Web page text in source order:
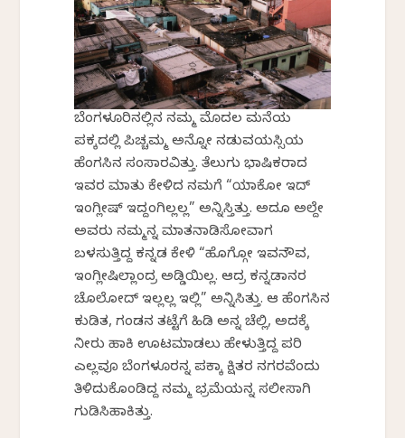
ಬೆಂಗಳೂರಿನಲ್ಲಿನ ನಮ್ಮ ಮೊದಲ ಮನೆಯ
ಪಕ್ಕದಲ್ಲಿ ಪಿಚ್ಚಮ್ಮ ಅನ್ನೋ ನಡುವಯಸ್ಸಿಯ
ಹೆಂಗಸಿನ ಸಂಸಾರವಿತ್ತು. ತೆಲುಗು ಭಾಷಿಕರಾದ
ಇವರ ಮಾತು ಕೇಳಿದ ನಮಗೆ “ಯಾಕೋ ಇದ್
ಇಂಗ್ಲೀಷ್ ಇದ್ದಂಗಿಲ್ಲಲ್ಲ” ಅನ್ನಿಸ್ತಿತ್ತು. ಅದೂ ಅಲ್ದೇ
ಅವರು ನಮ್ಮನ್ನ ಮಾತನಾಡಿಸೋವಾಗ
ಬಳಸುತ್ತಿದ್ದ ಕನ್ನಡ ಕೇಳಿ “ಹೊಗ್ಗೋ ಇವನೌವ,
ಇಂಗ್ಲೀಷಿಲ್ಲಾಂದ್ರ ಅಡ್ಡಿಯಿಲ್ಲ. ಆದ್ರ ಕನ್ನಡಾನರ
ಚೊಲೋದ್ ಇಲ್ಲಲ್ಲ ಇಲ್ಲಿ” ಅನ್ನಿಸಿತ್ತು. ಆ ಹೆಂಗಸಿನ
ಕುಡಿತ, ಗಂಡನ ತಟ್ಟೆಗೆ ಹಿಡಿ ಅನ್ನ ಚೆಲ್ಲಿ, ಅದಕ್ಕೆ
ನೀರು ಹಾಕಿ ಊಟಮಾಡಲು ಹೇಳುತ್ತಿದ್ದ ಪರಿ
ಎಲ್ಲವೂ ಬೆಂಗಳೂರನ್ನ ಪಕ್ಕಾ ಶಿಕ್ಷಿತರ ನಗರವೆಂದು
ತಿಳಿದುಕೊಂಡಿದ್ದ ನಮ್ಮ ಭ್ರಮೆಯನ್ನ ಸಲೀಸಾಗಿ
ಗುಡಿಸಿಹಾಕಿತ್ತು.